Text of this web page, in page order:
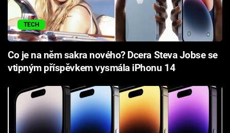
TECH
Co je na něm sakra nového? Dcera Steva Jobse se
vtipným příspěvkem vysmála iPhonu 14